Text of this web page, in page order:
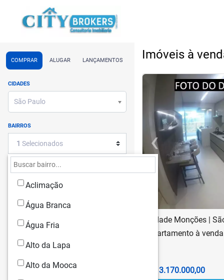
COMPRAR ALUGAR LANÇAMENTOS
CIDADES
São Paulo
BAIRROS
1 Selecionados
Aclimação
Água Branca
Água Fria
Alto da Lapa
Alto da Mooca
TIPO DE IMÓVEL
ANDAR CORPORATIVO
APARTAMENTO
APARTAMENTO DUPLEX
APARTAMENTO GARDEM
ÁREA COMERCIAL CASA
Imóveis à
<
‹Previous
Cidade Monções |
Apartamento à
R$ 3.170.000,00